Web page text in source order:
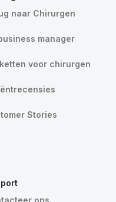
naar Chirurgen
manager
voor chirurgen
Stories
ons